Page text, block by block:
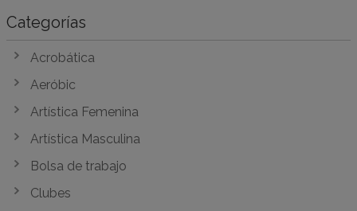
Categorías
Acrobática
Aeróbic
Artística Femenina
Artística Masculina
Bolsa de trabajo
Clubes